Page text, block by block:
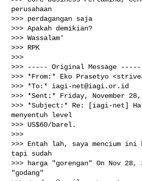
perusahaan
>>> perdagangan saja
>>> Apakah demikian?
>>> Wassalam'
>>> RPK
>>>
>>> ----- Original Message -----
>>> *From:* Eko Prasetyo <
>>> *To:* iagi-net@iagi.or.id
>>> *Sent:* Friday, November 28,
>>> *Subject:* Re: [iagi-net]
menyentuh level
>>> US$60/barel.
>>>
>>> Entah lah, saya mencium
tapi sudah
>>> harga "gorengan" On Nov 28,
"godang"